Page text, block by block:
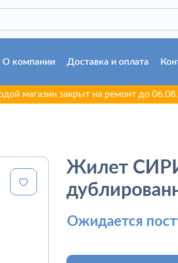
О компании Доставка и оплата
закрыт на ремонт до 06.08.2026.
Жилет
Ожидается